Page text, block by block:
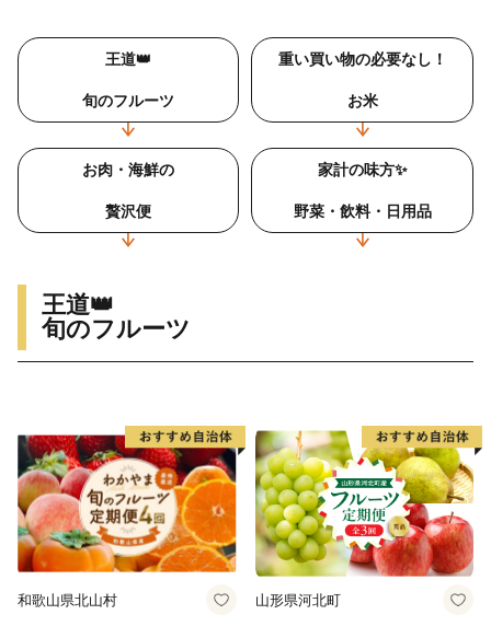
王道👑
旬のフルーツ
重い買い物の必要なし！
お米
お肉・海鮮の
贅沢便
家計の味方✨
野菜・飲料・日用品
王道👑
旬のフルーツ
和歌山県北山村 山形県河北町